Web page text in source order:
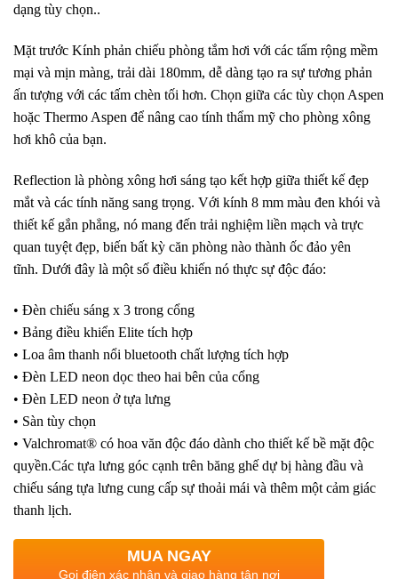
dạng tùy chọn..
Mặt trước Kính phản chiếu phòng tắm hơi với các tấm rộng mềm
mại và mịn màng, trải dài 180mm, dễ dàng tạo ra sự tương phản
ấn tượng với các tấm chèn tối hơn. Chọn giữa các tùy chọn Aspen
hoặc Thermo Aspen để nâng cao tính thẩm mỹ cho phòng xông
hơi khô của bạn.
Reflection là phòng xông hơi sáng tạo kết hợp giữa thiết kế đẹp
mắt và các tính năng sang trọng. Với kính 8 mm màu đen khói và
thiết kế gắn phẳng, nó mang đến trải nghiệm liền mạch và trực
quan tuyệt đẹp, biến bất kỳ căn phòng nào thành ốc đảo yên
tĩnh. Dưới đây là một số điều khiến nó thực sự độc đáo:
• Đèn chiếu sáng x 3 trong cổng
• Bảng điều khiển Elite tích hợp
• Loa âm thanh nổi bluetooth chất lượng tích hợp
• Đèn LED neon dọc theo hai bên của cổng
• Đèn LED neon ở tựa lưng
• Sàn tùy chọn
• Valchromat® có hoa văn độc đáo dành cho thiết kế bề mặt độc
quyền.Các tựa lưng góc cạnh trên băng ghế dự bị hàng đầu và
chiếu sáng tựa lưng cung cấp sự thoải mái và thêm một cảm giác
thanh lịch.
MUA NGAY
Gọi điện xác nhận và giao hàng tận nơi